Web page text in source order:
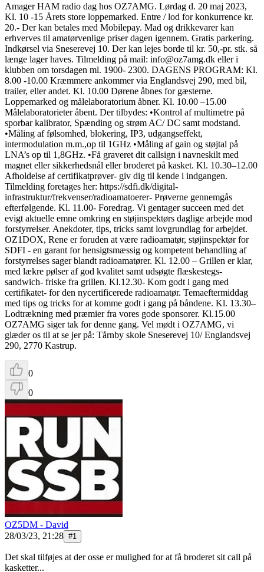
Amager HAM radio dag hos OZ7AMG. Lørdag d. 20 maj 2023,
Kl. 10 -15 Årets store loppemarked. Entre / lod for konkurrence kr.
20.- Der kan betales med Mobilepay. Mad og drikkevarer kan
erhverves til amatørvenlige priser dagen igennem. Gratis parkering.
Indkørsel via Sneserevej 10. Der kan lejes borde til kr. 50,-pr. stk. så
længe lager haves. Tilmelding på mail: info@oz7amg.dk eller i
klubben om torsdagen ml. 1900- 2300. DAGENS PROGRAM: Kl.
8.00 -10.00 Kræmmere ankommer via Englandsvej 290, med bil,
trailer, eller andet. Kl. 10.00 Dørene åbnes for gæsterne.
Loppemarked og målelaboratorium åbner. Kl. 10.00 –15.00
Målelaboratorieter åbent. Der tilbydes: •Kontrol af multimetre på
sporbar kalibrator, Spænding og strøm AC/ DC samt modstand.
•Måling af følsomhed, blokering, IP3, udgangseffekt,
intermodulation m.m.,op til 1GHz •Måling af gain og støjtal på
LNA’s op til 1,8GHz. •Få graveret dit callsign i navneskilt med
magnet eller sikkerhedsnål eller broderet på kasket. Kl. 10.30–12.00
Afholdelse af certifikatprøver- giv dig til kende i indgangen.
Tilmelding foretages her: https://sdfi.dk/digital-
infrastruktur/frekvenser/radioamatoerer- Prøverne gennemgås
efterfølgende. Kl. 11.00- Foredrag. Vi gentager succeen med det
evigt aktuelle emne omkring en støjinspektørs daglige arbejde mod
forstyrrelser. Anekdoter, tips, tricks samt lovgrundlag for arbejdet.
OZ1DOX, Rene er foruden at være radioamatør, støjinspektør for
SDFI - en garant for hensigtsmæssig og kompetent behandling af
forstyrrelses sager blandt radioamatører. Kl. 12.00 – Grillen er klar,
med lækre pølser af god kvalitet samt udsøgte flæskestegs-
sandwich- friske fra grillen. Kl.12.30- Kom godt i gang med
certifikatet- for den nycertificerede radioamatør. Temaeftermiddag
med tips og tricks for at komme godt i gang på båndene. Kl. 13.30–
Lodtrækning med præmier fra vores gode sponsorer. Kl.15.00
OZ7AMG siger tak for denne gang. Vel mødt i OZ7AMG, vi
glæder os til at se jer på: Tårnby skole Sneserevej 10/ Englandsvej
290, 2770 Kastrup.
0
0
OZ5DM - David
28/03/23, 21:28 #1
Det skal tilføjes at der osse er mulighed for at få broderet sit call på
kasketter...